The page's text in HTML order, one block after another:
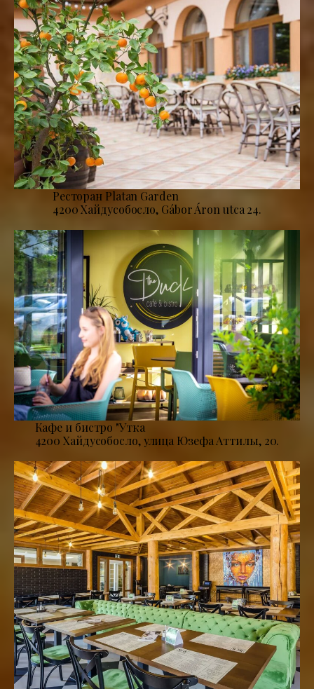
Ресторан Platan Garden
4200 Хайдусобосло, Gábor Áron utca 24.
Кафе и бистро "Утка
4200 Хайдусобосло, улица Юзефа Аттилы, 20.